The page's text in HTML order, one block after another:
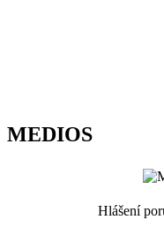
MEDIOS
Hlášení